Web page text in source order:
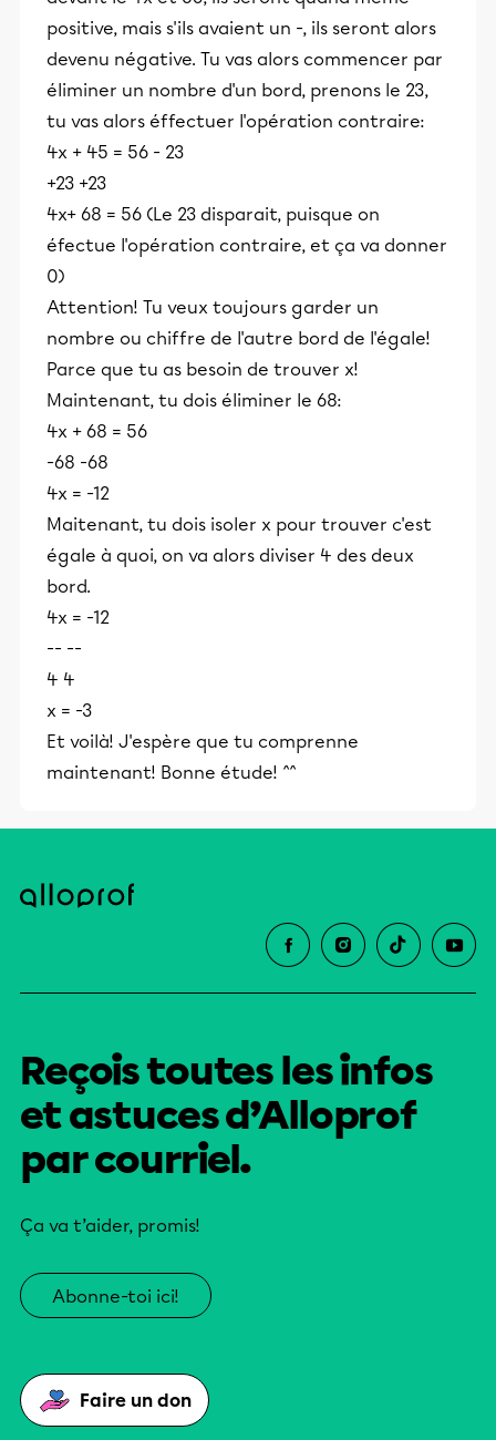
positive, mais s'ils avaient un -, ils seront alors
devenu négative. Tu vas alors commencer par
éliminer un nombre d'un bord, prenons le 23,
tu vas alors éffectuer l'opération contraire:
4x + 45 = 56 - 23
+23 +23
4x+ 68 = 56 (Le 23 disparait, puisque on
éfectue l'opération contraire, et ça va donner
0)
Attention! Tu veux toujours garder un
nombre ou chiffre de l'autre bord de l'égale!
Parce que tu as besoin de trouver x!
Maintenant, tu dois éliminer le 68:
4x + 68 = 56
-68 -68
4x = -12
Maitenant, tu dois isoler x pour trouver c'est
égale à quoi, on va alors diviser 4 des deux
bord.
4x = -12
-- --
4 4
x = -3
Et voilà! J'espère que tu comprenne
maintenant! Bonne étude! ^^
Reçois toutes les infos
et astuces d’Alloprof
par courriel.
Ça va t’aider, promis!
Abonne-toi ici!
Faire un don